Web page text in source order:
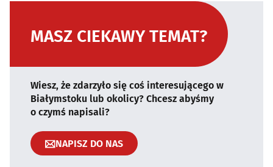
MASZ CIEKAWY TEMAT?
Wiesz, że zdarzyło się coś interesującego w
Białymstoku lub okolicy? Chcesz abyśmy
o czymś napisali?
NAPISZ DO NAS